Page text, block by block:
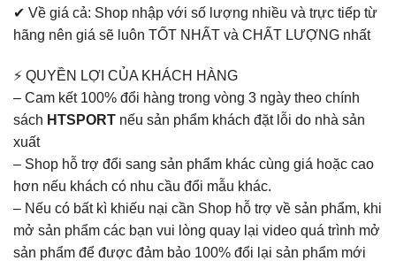
✔ Về giá cả: Shop nhập với số lượng nhiều và trực tiếp từ
hãng nên giá sẽ luôn TỐT NHẤT và CHẤT LƯỢNG nhất
⚡ QUYỀN LỢI CỦA KHÁCH HÀNG
– Cam kết 100% đổi hàng trong vòng 3 ngày theo chính
sách HTSPORT nếu sản phẩm khách đặt lỗi do nhà sản
xuất
– Shop hỗ trợ đổi sang sản phẩm khác cùng giá hoặc cao
hơn nếu khách có nhu cầu đổi mẫu khác.
– Nếu có bất kì khiếu nại cần Shop hỗ trợ về sản phẩm, khi
mở sản phẩm các bạn vui lòng quay lại video quá trình mở
sản phẩm để được đảm bảo 100% đổi lại sản phẩm mới